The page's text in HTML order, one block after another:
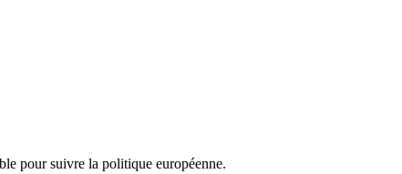
pour suivre la politique européenne.